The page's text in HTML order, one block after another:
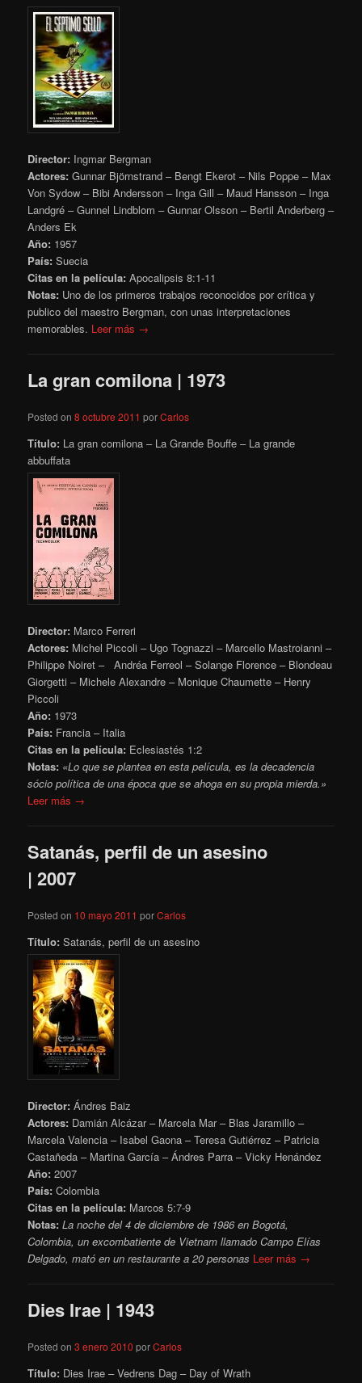
Director: Ingmar Bergman
Actores: Gunnar Björnstrand – Bengt Ekerot – Nils Poppe – Max
Von Sydow – Bibi Andersson – Inga Gill – Maud Hansson – Inga
Landgré – Gunnel Lindblom – Gunnar Olsson – Bertil Anderberg –
Anders Ek
Año: 1957
País: Suecia
Citas en la película: Apocalipsis 8:1-11
Notas: Uno de los primeros trabajos reconocidos por crítica y
publico del maestro Bergman, con unas interpretaciones
memorables. Leer más →
La gran comilona | 1973
Posted on8 octubre 2011 porCarlos
Título: La gran comilona – La Grande Bouffe – La grande
abbuffata
Director: Marco Ferreri
Actores: Michel Piccoli – Ugo Tognazzi – Marcello Mastroianni –
Philippe Noiret – Andréa Ferreol – Solange Florence – Blondeau
Giorgetti – Michele Alexandre – Monique Chaumette – Henry
Piccoli
Año: 1973
País: Francia – Italia
Citas en la película: Eclesiastés 1:2
Notas: «Lo que se plantea en esta película, es la decadencia
sócio política de una época que se ahoga en su propia mierda.»
Leer más →
Satanás, perfil de un asesino
| 2007
Posted on 10 mayo 2011 porCarlos
Título: Satanás, perfil de un asesino
Director: Ándres Baiz
Actores: Damián Alcázar – Marcela Mar – Blas Jaramillo –
Marcela Valencia – Isabel Gaona – Teresa Gutiérrez – Patricia
Castañeda – Martina García – Ándres Parra – Vicky Henández
Año: 2007
País: Colombia
Citas en la película: Marcos 5:7-9
Notas:La noche del 4 de diciembre de 1986 en Bogotá,
Colombia, un excombatiente de Vietnam llamado Campo Elías
Delgado, mató en un restaurante a 20 personas Leer más →
Dies Irae | 1943
Posted on3 enero 2010 porCarlos
Título: Dies Irae – Vedrens Dag – Day of Wrath